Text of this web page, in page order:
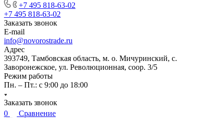
+7 495 818-63-02
+7 495 818-63-02
Заказать звонок
E-mail
info@novorostrade.ru
Адрес
393749, Тамбовская область, м. о. Мичуринский, с.
Заворонежское, ул. Революционная, соор. 3/5
Режим работы
Пн. – Пт.: с 9:00 до 18:00
Заказать звонок
0
Сравнение